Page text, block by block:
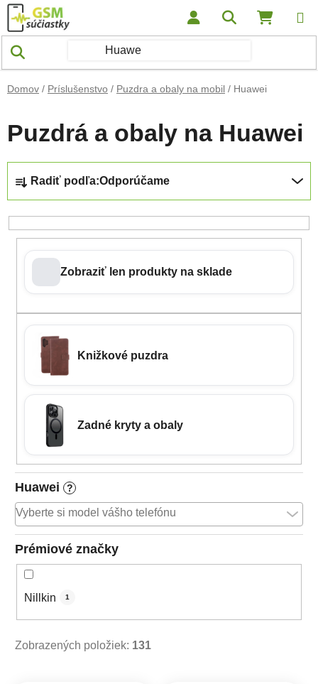
Prejsť na obsah Hľadať
Domov / Príslušenstvo / Puzdra a obaly na mobil / Huawei
Puzdrá a obaly na Huawei
Radiť podľa:Odporúčame
Zobraziť len produkty na sklade
Knižkové puzdra
Zadné kryty a obaly
Huawei ?
Prémiové značky
Nillkin 1
Zobrazených položiek: 131